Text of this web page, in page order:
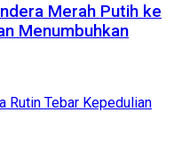
Merah Putih ke
Menumbuhkan